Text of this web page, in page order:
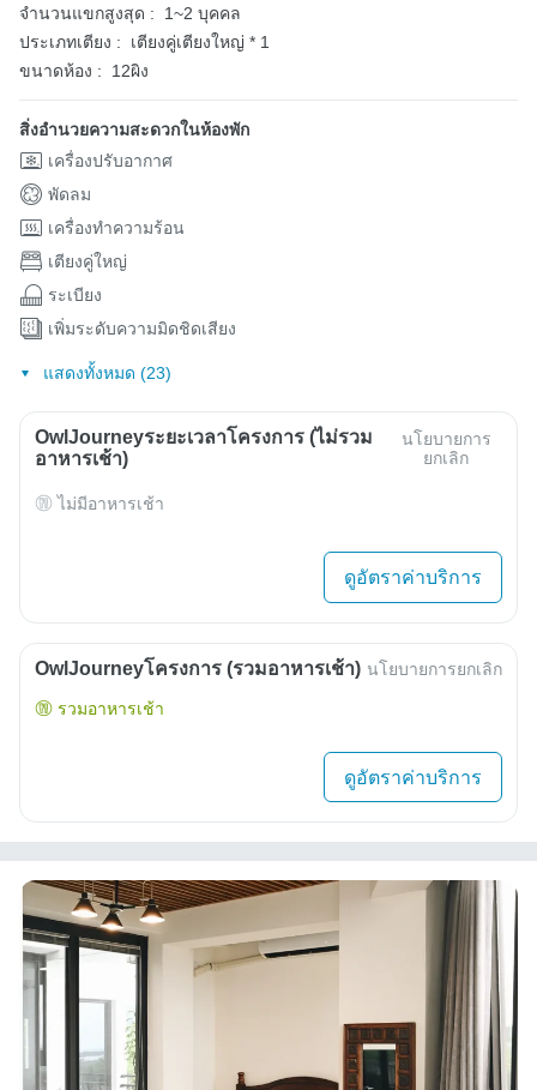
จำนวนแขกสูงสุด :
1~2 บุคคล
ประเภทเตียง :
เตียงคู่เตียงใหญ่ * 1
ขนาดห้อง :
12ผิง
สิ่งอำนวยความสะดวกในห้องพัก
เครื่องปรับอากาศ
พัดลม
เครื่องทำความร้อน
เตียงคู่ใหญ่
ระเบียง
เพิ่มระดับความมิดชิดเสียง
แสดงทั้งหมด (23)
OwlJourneyระยะเวลาโครงการ (ไม่รวม
อาหารเช้า)
นโยบายการ
ยกเลิก
ไม่มีอาหารเช้า
ดูอัตราค่าบริการ
OwlJourneyโครงการ (รวมอาหารเช้า) นโยบายการยกเลิก
รวมอาหารเช้า
ดูอัตราค่าบริการ